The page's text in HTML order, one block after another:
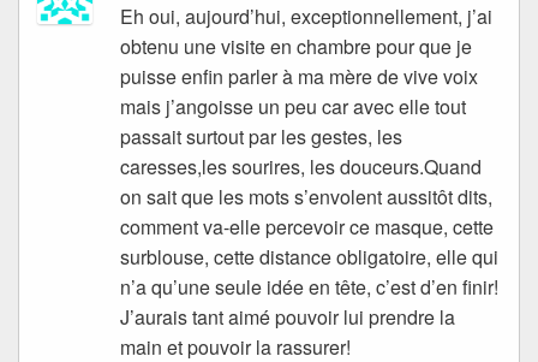
Eh oui, aujourd’hui, exceptionnellement, j’ai
obtenu une visite en chambre pour que je
puisse enfin parler à ma mère de vive voix
mais j’angoisse un peu car avec elle tout
passait surtout par les gestes, les
caresses,les sourires, les douceurs.Quand
on sait que les mots s’envolent aussitôt dits,
comment va-elle percevoir ce masque, cette
surblouse, cette distance obligatoire, elle qui
n’a qu’une seule idée en tête, c’est d’en finir!
J’aurais tant aimé pouvoir lui prendre la
main et pouvoir la rassurer!